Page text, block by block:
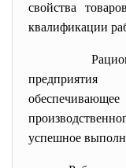
свойства
квалификации
успешное